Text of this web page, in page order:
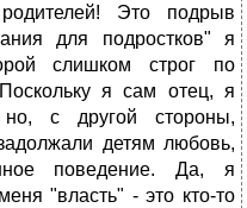
Это подрыв
для подростков" я
слишком строг по
я сам отец, я
с другой стороны,
детям любовь,
поведение. Да, я
"власть" - это кто-то